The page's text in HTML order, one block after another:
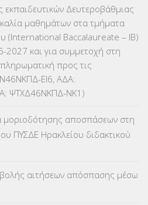
Δευτεροβάθμιας
μαθημάτων στα τμήματα
(International Baccalaureate – IB)
2027 και για συμμετοχή στη
προς τις
ΕΙ6, ΑΔΑ:
ΨΤΧΔ46ΝΚΠΔ-ΝΚ1)
μοριοδότησης αποσπάσεων στη
ΠΥΣΔΕ Ηρακλείου διδακτικού
αιτήσεων απόσπασης μέσω